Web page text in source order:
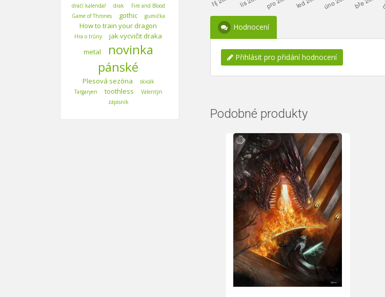
dračí kalendář
drak
Fire and Blood
Game of Thrones
gothic gumička
How to train your dragon
Hra o trůny
jak vycvičit draka
metal
novinka
pánské
Plesová sezóna
skicák
Targaryen
toothless
Valentýn
zápisník
Hodnocení
Přihlásit pro přidání hodnocení
Podobné produkty